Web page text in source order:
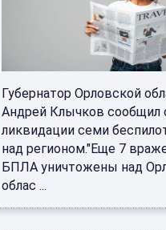
Губернатор Орловской
Андрей Клычков сообщил
ликвидации семи
над регионом."Еще 7
БПЛА уничтожены над
облас ...